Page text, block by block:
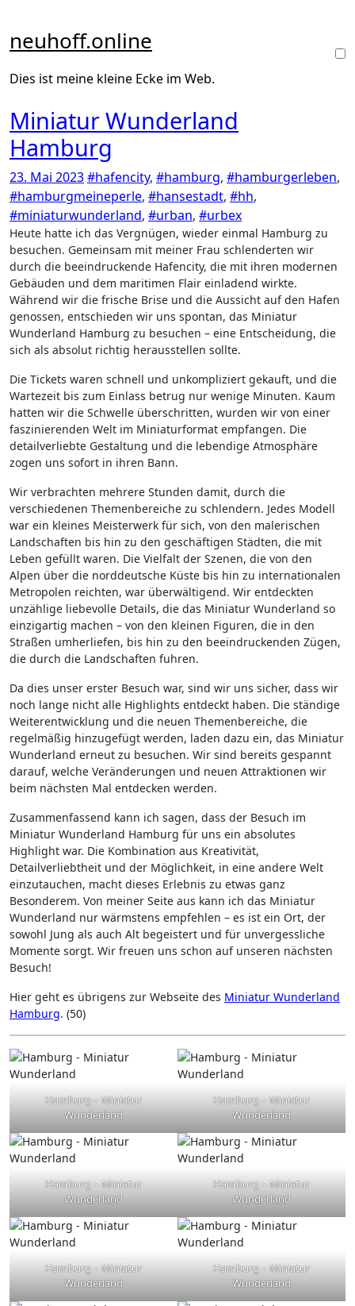
springen
neuhoff.online
Dies ist meine kleine Ecke im Web.
Miniatur Wunderland
Hamburg
23. Mai 2023#hafencity, #hamburg, #hamburgerleben,
#hamburgmeineperle, #hansestadt, #hh,
#miniaturwunderland, #urban, #urbex
Heute hatte ich das Vergnügen, wieder einmal Hamburg zu
besuchen. Gemeinsam mit meiner Frau schlenderten wir
durch die beeindruckende Hafencity, die mit ihren modernen
Gebäuden und dem maritimen Flair einladend wirkte.
Während wir die frische Brise und die Aussicht auf den Hafen
genossen, entschieden wir uns spontan, das Miniatur
Wunderland Hamburg zu besuchen – eine Entscheidung, die
sich als absolut richtig herausstellen sollte.
Die Tickets waren schnell und unkompliziert gekauft, und die
Wartezeit bis zum Einlass betrug nur wenige Minuten. Kaum
hatten wir die Schwelle überschritten, wurden wir von einer
faszinierenden Welt im Miniaturformat empfangen. Die
detailverliebte Gestaltung und die lebendige Atmosphäre
zogen uns sofort in ihren Bann.
Wir verbrachten mehrere Stunden damit, durch die
verschiedenen Themenbereiche zu schlendern. Jedes Modell
war ein kleines Meisterwerk für sich, von den malerischen
Landschaften bis hin zu den geschäftigen Städten, die mit
Leben gefüllt waren. Die Vielfalt der Szenen, die von den
Alpen über die norddeutsche Küste bis hin zu internationalen
Metropolen reichten, war überwältigend. Wir entdeckten
unzählige liebevolle Details, die das Miniatur Wunderland so
einzigartig machen – von den kleinen Figuren, die in den
Straßen umherliefen, bis hin zu den beeindruckenden Zügen,
die durch die Landschaften fuhren.
Da dies unser erster Besuch war, sind wir uns sicher, dass wir
noch lange nicht alle Highlights entdeckt haben. Die ständige
Weiterentwicklung und die neuen Themenbereiche, die
regelmäßig hinzugefügt werden, laden dazu ein, das Miniatur
Wunderland erneut zu besuchen. Wir sind bereits gespannt
darauf, welche Veränderungen und neuen Attraktionen wir
beim nächsten Mal entdecken werden.
Zusammenfassend kann ich sagen, dass der Besuch im
Miniatur Wunderland Hamburg für uns ein absolutes
Highlight war. Die Kombination aus Kreativität,
Detailverliebtheit und der Möglichkeit, in eine andere Welt
einzutauchen, macht dieses Erlebnis zu etwas ganz
Besonderem. Von meiner Seite aus kann ich das Miniatur
Wunderland nur wärmstens empfehlen – es ist ein Ort, der
sowohl Jung als auch Alt begeistert und für unvergessliche
Momente sorgt. Wir freuen uns schon auf unseren nächsten
Besuch!
Hier geht es übrigens zur Webseite des Miniatur Wunderland
Hamburg. (50)
Hamburg – Miniatur
Wunderland
Hamburg – Miniatur
Wunderland
Hamburg – Miniatur
Wunderland
Hamburg – Miniatur
Wunderland
Hamburg – Miniatur
Wunderland
Hamburg – Miniatur
Wunderland